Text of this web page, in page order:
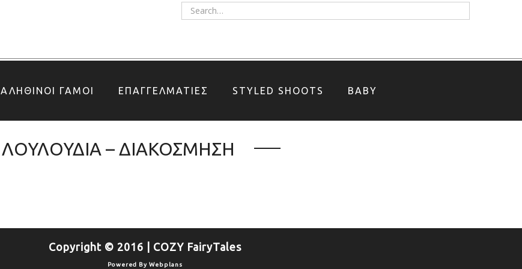
ΑΛΗΘΙΝΟΙ ΓΑΜΟΙ ΕΠΑΓΓΕΛΜΑΤΙΕΣ STYLED SHOOTS BABY
ΛΟΥΛΟΥΔΙΑ – ΔΙΑΚΟΣΜΗΣΗ
Copyright © 2016 | COZY FairyTales
Powered By Webplans